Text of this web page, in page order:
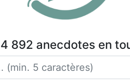
4 892 anecdotes en